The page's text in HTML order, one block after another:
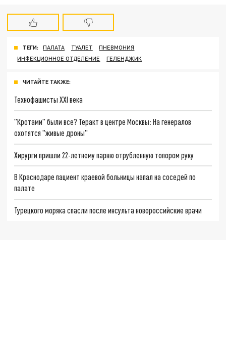
ТЕГИ: ПАЛАТА ТУАЛЕТ
ПНЕВМОНИЯ
ИНФЕКЦИОННОЕ ОТДЕЛЕНИЕ
ГЕЛЕНДЖИК
ЧИТАЙТЕ ТАКЖЕ:
Технофашисты XXI века
"Кротами" были все? Теракт в центре Москвы: На генералов
охотятся "живые дроны"
Хирурги пришли 22-летнему парню отрубленную топором руку
В Краснодаре пациент краевой больницы напал на соседей по
палате
Турецкого моряка спасли после инсульта новороссийские врачи